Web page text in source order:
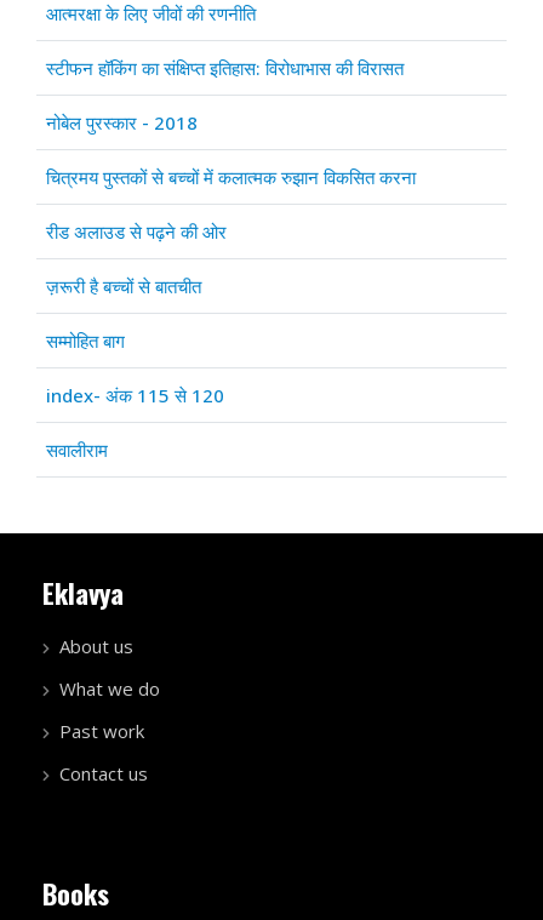
आत्मरक्षा के लिए जीवों की रणनीति
स्टीफन हॉकिंग का संक्षिप्त इतिहास: विरोधाभास की विरासत
नोबेल पुरस्कार - 2018
चित्रमय पुस्तकों से बच्चों में कलात्मक रुझान विकसित करना
रीड अलाउड से पढ़ने की ओर
ज़रूरी है बच्चों से बातचीत
सम्मोहित बाग
index- अंक 115 से 120
सवालीराम
Eklavya
About us
What we do
Past work
Contact us
Books